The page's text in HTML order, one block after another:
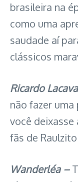
brasileira na
como uma
saudade aí
clássicos
Ricardo
não fazer
você deixasse
fãs de
Wanderléa –